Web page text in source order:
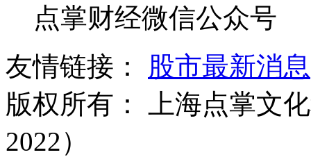
点掌财经微信公众号
友情链接：
股市最新消息
版权所有：
上海点掌文
2022）